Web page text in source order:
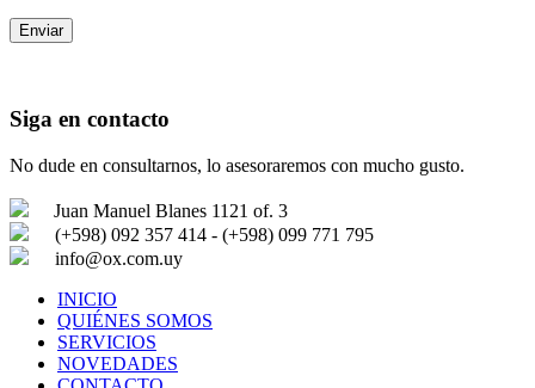
Siga en contacto
No dude en consultarnos, lo asesoraremos con mucho gusto.
Juan Manuel Blanes 1121 of. 3
(+598) 092 357 414 - (+598) 099 771 795
info@ox.com.uy
INICIO
QUIÉNES SOMOS
SERVICIOS
NOVEDADES